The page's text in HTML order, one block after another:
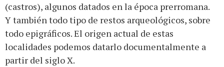
(castros), algunos datados en la época prerromana.
Y también todo tipo de restos arqueológicos, sobre
todo epigráficos. El origen actual de estas
localidades podemos datarlo documentalmente a
partir del siglo X.